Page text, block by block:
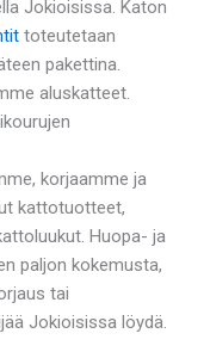
Jokioisissa. Katon
toteutetaan
pakettina.
aluskatteet.
korjaamme ja
kattotuotteet,
Huopa- ja
paljon kokemusta,
tai
Jokioisissa löydä.